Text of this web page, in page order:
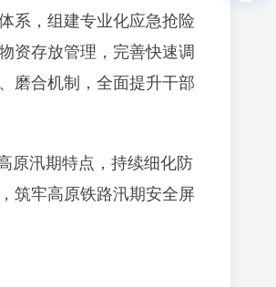
系，组建专业化应急抢险
资存放管理，完善快速调
磨合机制，全面提升干部
原汛期特点，持续细化防
筑牢高原铁路汛期安全屏